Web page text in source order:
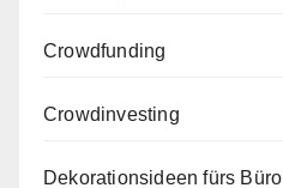
Crowdfunding
Crowdinvesting
Dekorationsideen fürs Büro